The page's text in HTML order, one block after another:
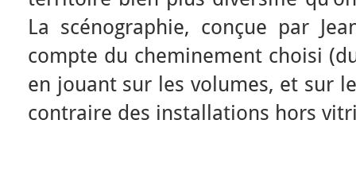
La scénographie, conçue par
compte du cheminement choisi
en jouant sur les volumes, et sur
contraire des installations hors